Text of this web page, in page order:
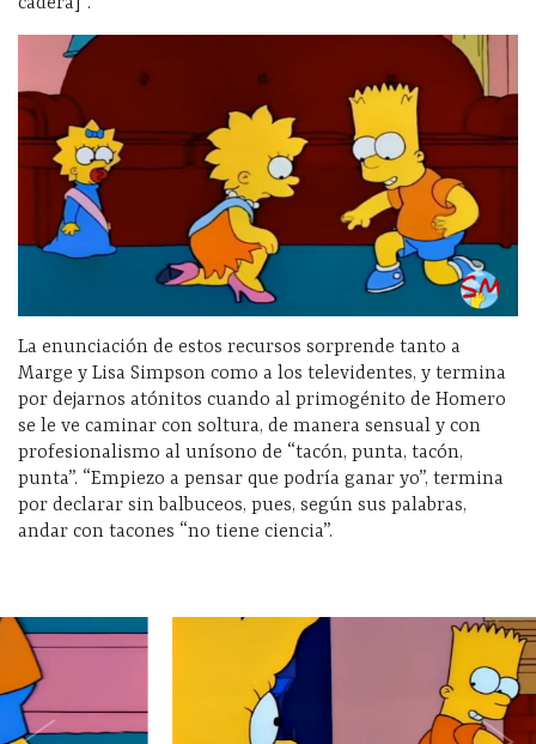
La enunciación de estos recursos sorprende tanto a
Marge y Lisa Simpson como a los televidentes, y termina
por dejarnos atónitos cuando al primogénito de Homero
se le ve caminar con soltura, de manera sensual y con
profesionalismo al unísono de “tacón, punta, tacón,
punta”. “Empiezo a pensar que podría ganar yo”, termina
por declarar sin balbuceos, pues, según sus palabras,
andar con tacones “no tiene ciencia”.